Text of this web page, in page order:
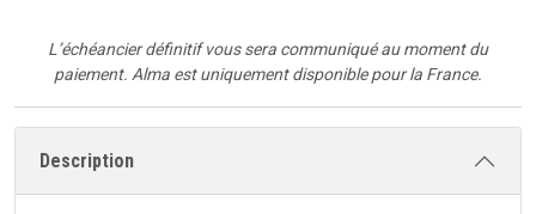
L’échéancier définitif vous sera communiqué au moment du
paiement. Alma est uniquement disponible pour la France.
Description